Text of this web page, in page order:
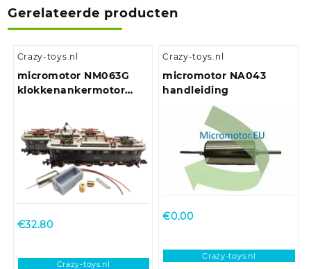
Gerelateerde producten
Crazy-toys.nl
micromotor NM063G
klokkenankermotor
BR 175, E 75
€32.80
Crazy-toys.nl
Crazy-toys.nl
micromotor NA043
handleiding
€0.00
Crazy-toys.nl